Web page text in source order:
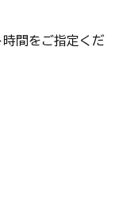
間をご指定くだ